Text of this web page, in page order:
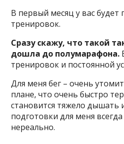
В первый месяц у вас будет
тренировок.
Сразу скажу, что такой
дошла до полумарафона.
тренировок и постоянной
Для меня бег – очень
плане, что очень быстро
становится тяжело дышать
подготовки для меня
нереально.